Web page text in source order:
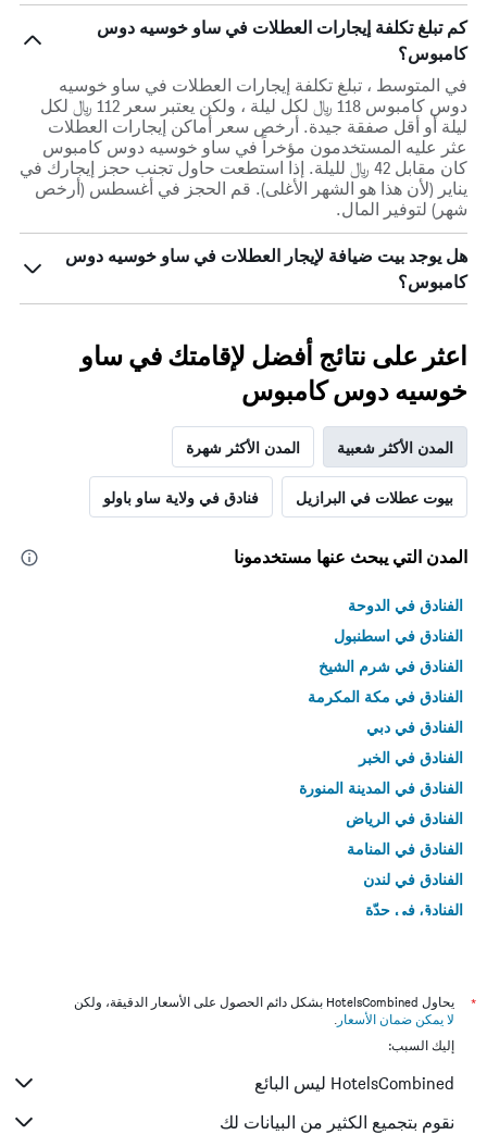
كم تبلغ تكلفة إيجارات العطلات في ساو خوسيه دوس
كامبوس؟
في المتوسط ، تبلغ تكلفة إيجارات العطلات في ساو خوسيه
دوس كامبوس 118 ﷼ لكل ليلة ، ولكن يعتبر سعر 112 ﷼ لكل
ليلة أو أقل صفقة جيدة. أرخص سعر أماكن إيجارات العطلات
عثر عليه المستخدمون مؤخراً في ساو خوسيه دوس كامبوس
كان مقابل 42 ﷼ لليلة. إذا استطعت حاول تجنب حجز إيجارك في
يناير (لأن هذا هو الشهر الأغلى). قم الحجز في أغسطس (أرخص
شهر) لتوفير المال.
هل يوجد بيت ضيافة لإيجار العطلات في ساو خوسيه دوس
كامبوس؟
اعثر على نتائج أفضل لإقامتك في ساو
خوسيه دوس كامبوس
المدن الأكثر شعبية المدن الأكثر شهرة
بيوت عطلات في البرازيل فنادق في ولاية ساو باولو
المدن التي يبحث عنها مستخدمونا
الفنادق في الدوحة
الفنادق في اسطنبول
الفنادق في شرم الشيخ
الفنادق في مكة المكرمة
الفنادق في دبي
الفنادق في الخبر
الفنادق في المدينة المنورة
الفنادق في الرياض
الفنادق في المنامة
الفنادق في لندن
الفنادق في جدّة
*
يحاول HotelsCombined بشكل دائم الحصول على الأسعار الدقيقة، ولكن
لا يمكن ضمان الأسعار .
إليك السبب:
HotelsCombined ليس البائع
نقوم بتجميع الكثير من البيانات لك